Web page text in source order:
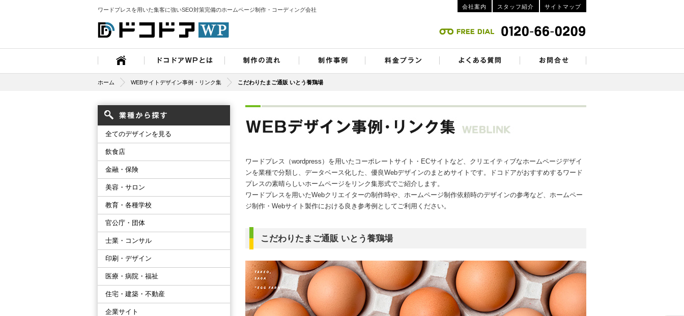
ワードプレスを用いた集客に強いSEO対策完備のホームページ制作・コーディング会社 会社案内 スタッフ紹介 サイトマップ
ホーム WEBサイトデザイン事例・リンク集 こだわりたまご通販 いとう養鶏場
ワードプレス（wordpress）を用いたコーポレートサイト・ECサイトなど、クリエイティブなホームページデザイ
ンを業種で分類し、データベース化した、優良Webデザインのまとめサイトです。ドコドアがおすすめするワード
プレスの素晴らしいホームページをリンク集形式でご紹介します。
ワードプレスを用いたWebクリエイターの制作時や、ホームページ制作依頼時のデザインの参考など、ホームペー
ジ制作・Webサイト製作における良き参考例としてご利用ください。
こだわりたまご通販 いとう養鶏場
全てのデザインを見る
飲食店
金融・保険
美容・サロン
教育・各種学校
官公庁・団体
士業・コンサル
印刷・デザイン
医療・病院・福祉
住宅・建築・不動産
企業サイト